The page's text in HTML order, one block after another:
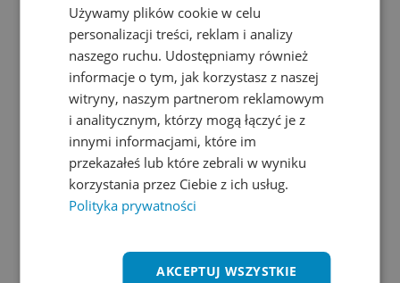
Używamy plików cookie w celu
personalizacji treści, reklam i analizy
naszego ruchu. Udostępniamy również
informacje o tym, jak korzystasz z naszej
witryny, naszym partnerom reklamowym
i analitycznym, którzy mogą łączyć je z
innymi informacjami, które im
przekazałeś lub które zebrali w wyniku
korzystania przez Ciebie z ich usług.
Polityka prywatności
AKCEPTUJ WSZYSTKIE